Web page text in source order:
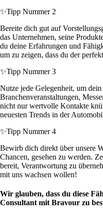
✨Tipp Nummer 2
Bereite dich gut auf
das Unternehmen, seine
du deine Erfahrungen und
um zu zeigen, dass du der
✨Tipp Nummer 3
Nutze jede Gelegenheit, um
Branchenveranstaltungen,
nicht nur wertvolle Kontakte
neuesten Trends in der
✨Tipp Nummer 4
Bewirb dich direkt über unsere
Chancen, gesehen zu werden.
bereit, Verantwortung zu
mit uns wachsen wollen!
Wir glauben, dass du diese
Consultant mit Bravour zu